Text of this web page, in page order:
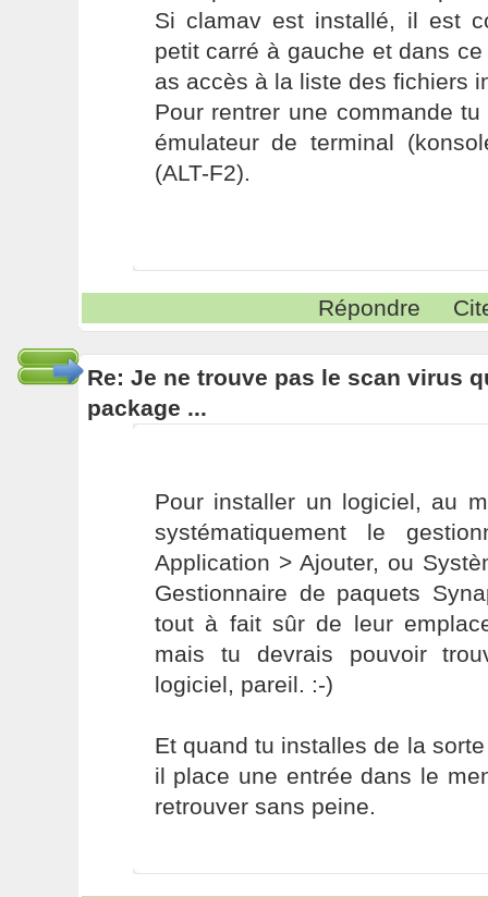
Si clamav est installé, il est
petit carré à gauche et dans
as accès à la liste des fichiers
Pour rentrer une commande
émulateur de terminal
(ALT-F2).
Répondre
Re: Je ne trouve pas le scan virus
package ...
Pour installer un logiciel, au
systématiquement le
Application > Ajouter, ou
Gestionnaire de paquets
tout à fait sûr de leur
mais tu devrais pouvoir
logiciel, pareil. :-)
Et quand tu installes de la
il place une entrée dans le
retrouver sans peine.